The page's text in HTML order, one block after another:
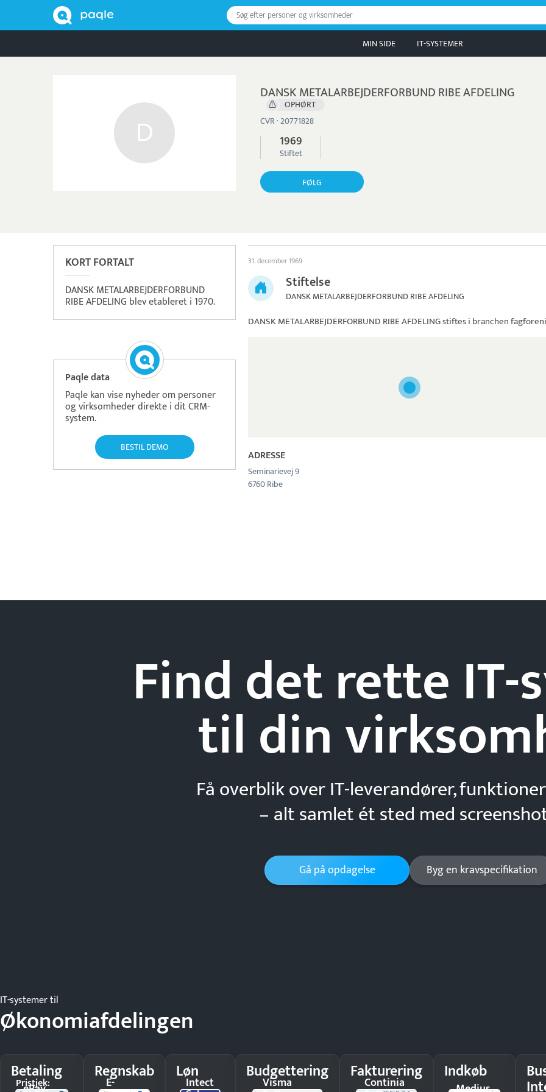
Søg efter personer og virksomheder
MIN SIDE IT-SYSTEMER
DANSK METALARBEJDERFORBUND RIBE AFDELING
OPHØRT
CVR · 20771828
1969
Stiftet
FØLG
KORT FORTALT
DANSK METALARBEJDERFORBUND
RIBE AFDELING blev etableret i 1970.
Paqle data
Paqle kan vise nyheder om personer
og virksomheder direkte i dit CRM-
system.
BESTIL DEMO
31. december 1969
Stiftelse
DANSK METALARBEJDERFORBUND RIBE AFDELING
DANSK METALARBEJDERFORBUND RIBE AFDELINGstiftes i branchen
ADRESSE
Seminarievej 9
6760 Ribe
Find det rette IT-
tildin
Få overblik over IT-leverandører,
– alt samlet ét sted med
Gå på opdagelse Byg en kravspecifikation
IT-systemer til
Økonomiafdelingen
Betaling
Pristjek: Regnskab
E- Løn
Intect Budgettering
Visma Fakturering
Continia Indkøb